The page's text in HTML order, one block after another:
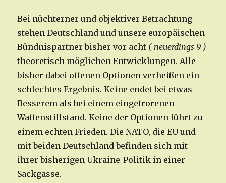
Bei nüchterner und objektiver Betrachtung
stehen Deutschland und unsere europäischen
Bündnispartner bisher vor acht ( neuerdings 9 )
theoretisch möglichen Entwicklungen. Alle
bisher dabei offenen Optionen verheißen ein
schlechtes Ergebnis. Keine endet bei etwas
Besserem als bei einem eingefrorenen
Waffenstillstand. Keine der Optionen führt zu
einem echten Frieden. Die NATO, die EU und
mit beiden Deutschland befinden sich mit
ihrer bisherigen Ukraine-Politik in einer
Sackgasse.